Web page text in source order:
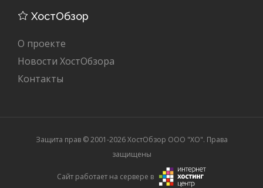
ХостОбзор
О проекте
Новости ХостОбзора
Контакты
Защита прав © 2001-2026 ХостОбзор ООО "XO". Права
защищены
Сайт работает на сервере в